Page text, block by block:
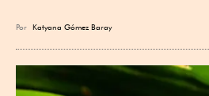
Por Katyana Gómez Baray